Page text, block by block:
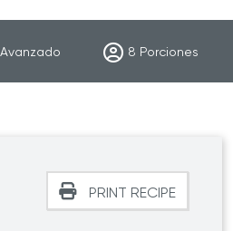
Avanzado 8 Porciones
PRINT RECIPE